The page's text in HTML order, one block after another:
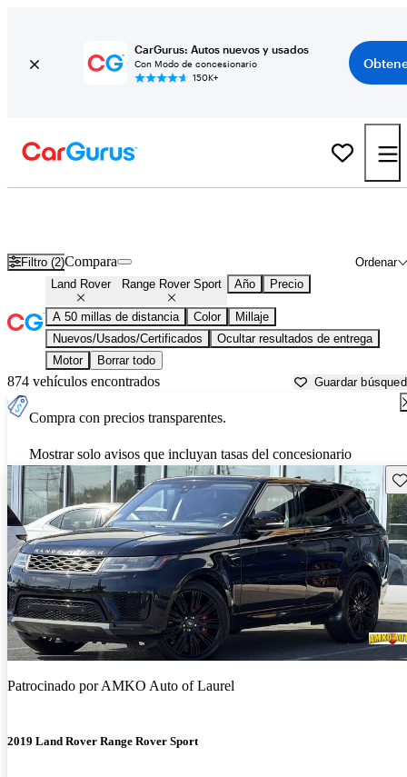
CarGurus: Autos nuevos y usados
Con Modo de concesionario
150K+
Filtro (2) Ordenar
Compara
Land Rover Range Rover Sport Año Precio
A 50 millas de distancia Color
Millaje
Nuevos/Usados/Certificados
Ocultar resultados de entrega
Motor
Borrar todo
874 vehículos encontrados Guardar
Compra con precios transparentes.
Mostrar solo avisos que incluyan tasas del concesionario
Patrocinado porAMKO Auto of Laurel
2019 Land Rover Range Rover Sport